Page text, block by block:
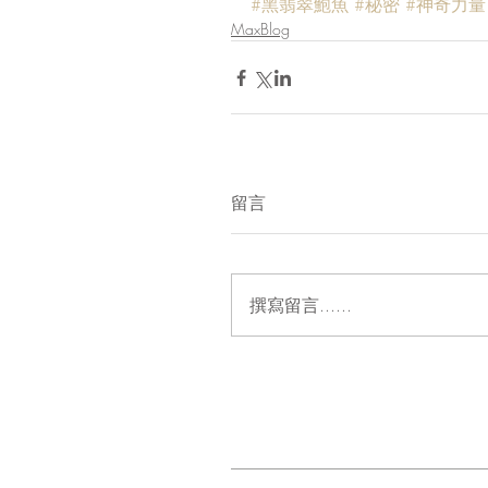
MaxBlog
留言
撰寫留言......